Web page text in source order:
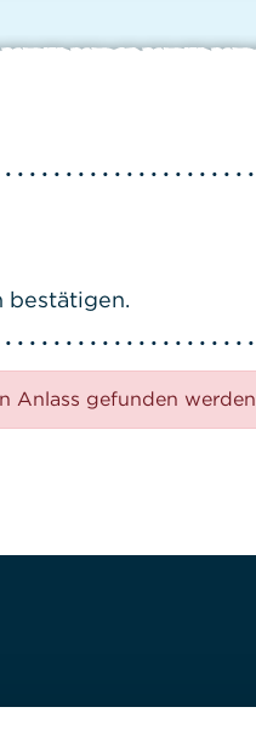
bestätigen.
Anlass gefunden werden